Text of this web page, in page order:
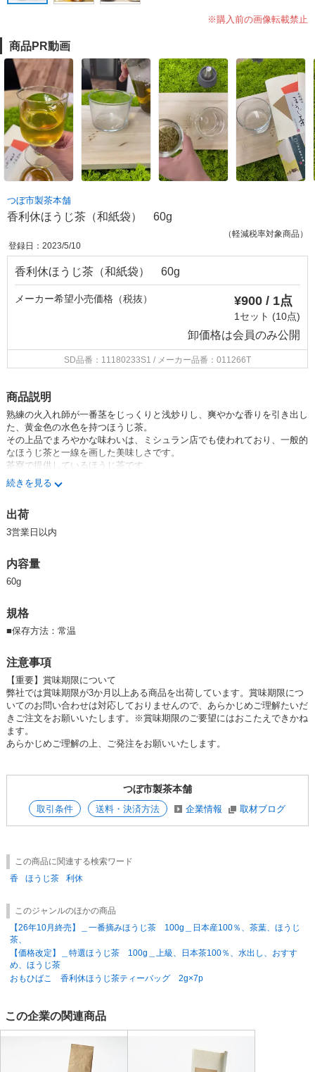
※購入前の画像転載禁止
商品PR動画
つぼ市製茶本舗
香利休ほうじ茶（和紙袋） 60g
（軽減税率対象商品）
登録日：2023/5/10
香利休ほうじ茶（和紙袋） 60g
メーカー希望小売価格（税抜） ¥900 / 1点
1セット (10点)
卸価格は会員のみ公開
SD品番：11180233S1 / メーカー品番：011266T
商品説明
熟練の火入れ師が一番茎をじっくりと浅炒りし、爽やかな香りを引き出し
た、黄金色の水色を持つほうじ茶。
その上品でまろやかな味わいは、ミシュラン店でも使われており、一般的
なほうじ茶と一線を画した美味しさです。
茶寮で提供しているほうじ茶です。
【つぼ市とは・・・】
「お茶は人と人を繋ぐ」という信念のもと、「暮らしのお茶」として良質
で新鮮、安心、安全でお求めやすいお茶を提供しています。
いち早く独自に研究し、堺のみでなく全国のお客様に支持いただいており
ます。
つぼ市は、時代時代に合う形で現在まで170年以上お茶の製造販売を続け
ております。
の始まりです。神戸港開港（1868年）時には、出張所を設けるほどに事
業を拡大し、明治初期には神戸港や横浜港から茶を輸出。
また、この頃、遠州地方に茶畑を開墾したと伝えられています。渋沢栄一
翁がお茶の生産と販売に寄与した頃と重なります。
高度経済成長期、茶の消費量が爆発的に伸び、国内のお茶の生産量では賄
いきれなくなった時、四代目当主の谷本陽蔵がいち早く台湾茶の輸入を始
このことは日本の烏龍茶ブームの先駆けとなりました。平成の時代には、
食の安全安心の重要性が今後増すことを見越して、当時業界最先端の工場
を建設しISOの認証も受けました。
安全規格の最高ランクとして位置づけられています。
皆様に持続して安全な製品を提供するため、つぼ市の食品安全体制はさら
【重要】賞味期限について
弊社では賞味期限が3か月以上ある商品を出荷しています。賞味期限につ
いてのお問い合わせは対応しておりませんので、あらかじめご理解たいだ
きご注文をお願いいたします。
続きを見る
出荷
3営業日以内
内容量
60g
規格
■保存方法：常温
注意事項
【重要】賞味期限について
弊社では賞味期限が3か月以上ある商品を出荷しています。賞味期限につ
いてのお問い合わせは対応しておりませんので、あらかじめご理解たいだ
きご注文をお願いいたします。※賞味期限のご要望にはおこたえできかね
ます。
あらかじめご理解の上、ご発注をお願いいたします。
つぼ市製茶本舗
取引条件 送料・決済方法 企業情報 取材ブログ
この商品に関連する検索ワード
香
ほうじ茶 利休
このジャンルのほかの商品
【26年10月終売】＿一番摘みほうじ茶 100g＿日本産100％、茶葉、ほうじ
茶、
【価格改定】＿特選ほうじ茶 100g＿上級、日本茶100％、水出し、おすす
め、ほうじ茶
おもひばこ 香利休ほうじ茶ティーバッグ 2g×7p
この企業の関連商品